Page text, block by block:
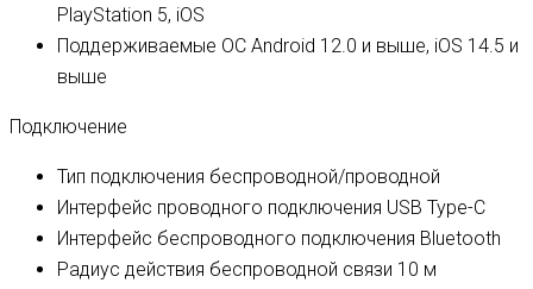
PlayStation 5, iOS
Поддерживаемые ОС Android 12.0 и выше, iOS 14.5 и
выше
Подключение
Тип подключения беспроводной/проводной
Интерфейс проводного подключения USB Type-C
Интерфейс беспроводного подключения Bluetooth
Радиус действия беспроводной связи 10 м